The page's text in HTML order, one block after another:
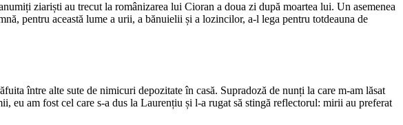
ziariști au trecut la românizarea lui Cioran a doua zi după moartea lui. Un asemenea
pentru această lume a urii, a bănuielii și a lozincilor, a-l lega pentru totdeauna de
între alte sute de nimicuri depozitate în casă. Supradoză de nunți la care m-am lăsat
am fost cel care s-a dus la Laurențiu și l-a rugat să stingă reflectorul: mirii au preferat